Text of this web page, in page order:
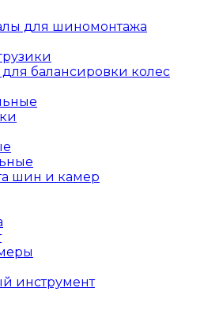
для шиномонтажа
балансировки колес
шин и камер
инструмент